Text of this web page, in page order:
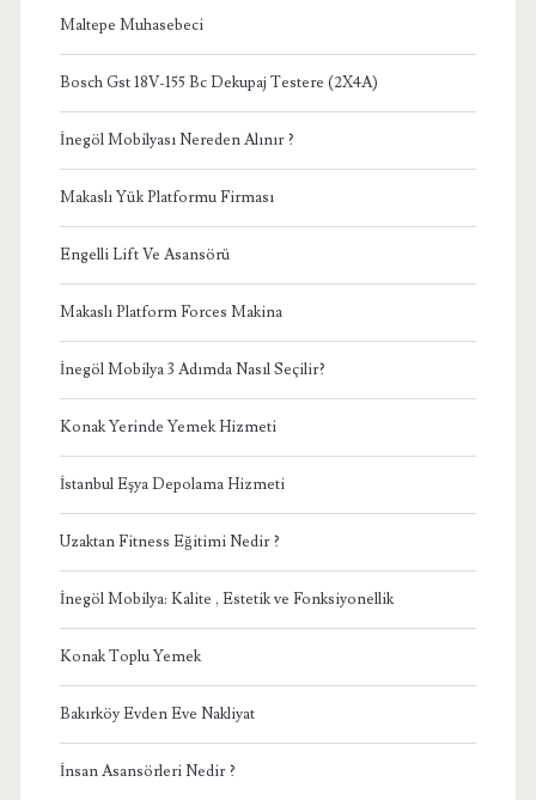
Maltepe Muhasebeci
Bosch Gst 18V-155 Bc Dekupaj Testere (2X4A)
İnegöl Mobilyası Nereden Alınır ?
Makaslı Yük Platformu Firması
Engelli Lift Ve Asansörü
Makaslı Platform Forces Makina
İnegöl Mobilya 3 Adımda Nasıl Seçilir?
Konak Yerinde Yemek Hizmeti
İstanbul Eşya Depolama Hizmeti
Uzaktan Fitness Eğitimi Nedir ?
İnegöl Mobilya: Kalite , Estetik ve Fonksiyonellik
Konak Toplu Yemek
Bakırköy Evden Eve Nakliyat
İnsan Asansörleri Nedir ?